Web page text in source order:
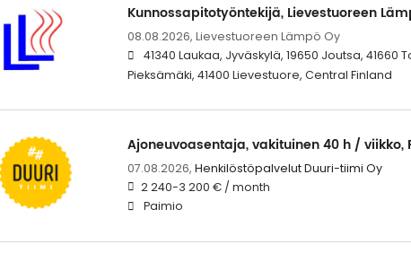
Kunnossapitotyöntekijä, Lievestuoreen
08.08.2026, Lievestuoreen Lämpö Oy
41340 Laukaa, Jyväskylä, 19650 Joutsa, 41660
Pieksämäki, 41400 Lievestuore, Central Finland
Ajoneuvoasentaja, vakituinen 40 h / viikko,
07.08.2026, Henkilöstöpalvelut Duuri-tiimi Oy
2 240-3 200 € / month
Paimio